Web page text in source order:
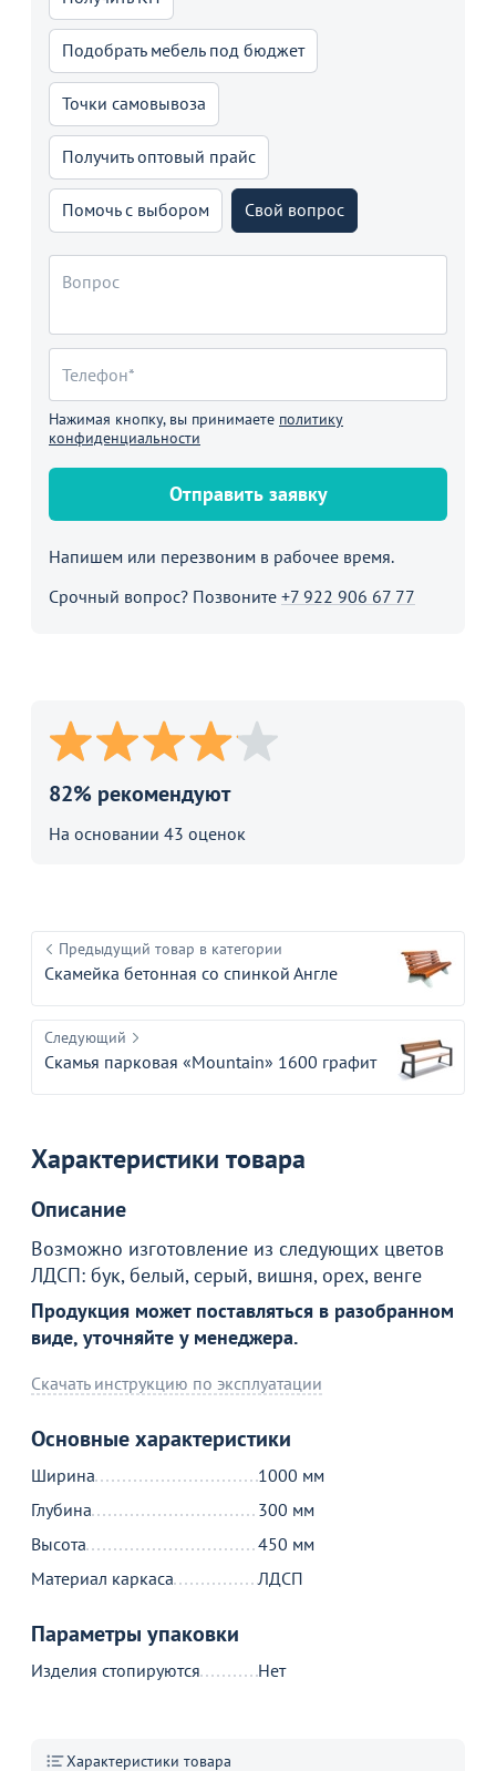
Подобрать мебель под бюджет
Точки самовывоза
Получить оптовый прайс
Помочь с выбором Свой вопрос
Нажимая кнопку, вы принимаете политику
конфиденциальности
Отправить заявку
Напишем или перезвоним в рабочее время.
Срочный вопрос? Позвоните +7 922 906 67 77
82% рекомендуют
На основании 43 оценок
Предыдущий товар в категории
Скамейка бетонная со спинкой Англе
Следующий
Скамья парковая «Mountain» 1600 графит
Характеристики товара
Описание
Возможно изготовление из следующих цветов
ЛДСП: бук, белый, серый, вишня, орех, венге
Продукция может поставляться в разобранном
виде, уточняйте у менеджера.
Скачать инструкцию по эксплуатации
Основные характеристики
Ширина
1000 мм
Глубина
300 мм
Высота
450 мм
Материал каркаса
ЛДСП
Параметры упаковки
Изделия стопируются Нет
Характеристики товара
Товар в корзине
Скамейка ЛДСП
В корзине